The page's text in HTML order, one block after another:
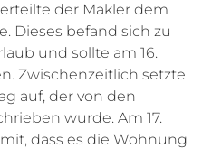
der Makler dem
Dieses befand sich zu
und sollte am 16.
Zwischenzeitlich setzte
auf, der von den
wurde. Am 17.
dass es die Wohnung